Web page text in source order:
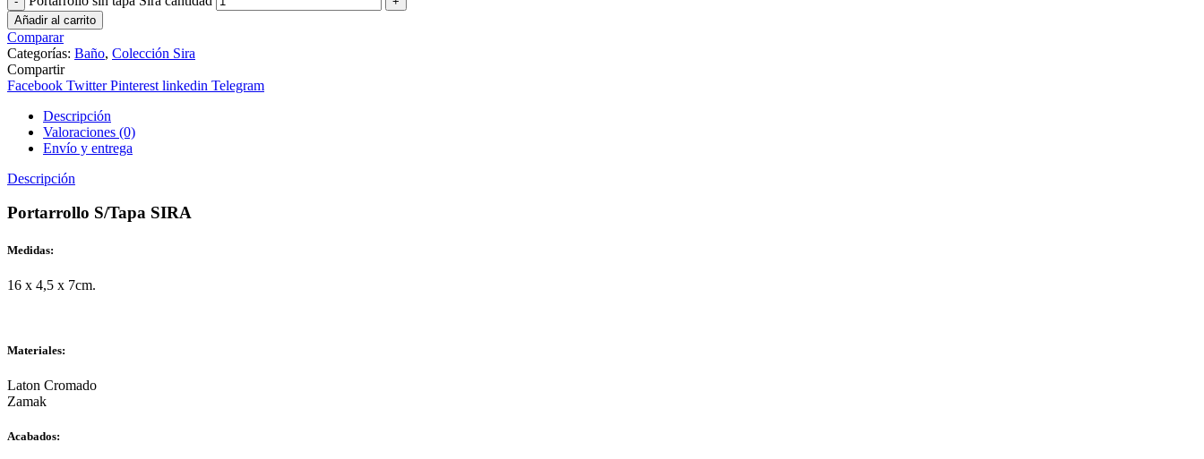
Añadir al carrito
Comparar
Categorías: Baño, Colección Sira
Compartir
Facebook Twitter Pinterest linkedin Telegram
Descripción
Valoraciones (0)
Envío y entrega
Descripción
Portarrollo S/Tapa SIRA
Medidas:
16 x 4,5 x 7cm.
Materiales:
Laton Cromado
Zamak
Acabados: